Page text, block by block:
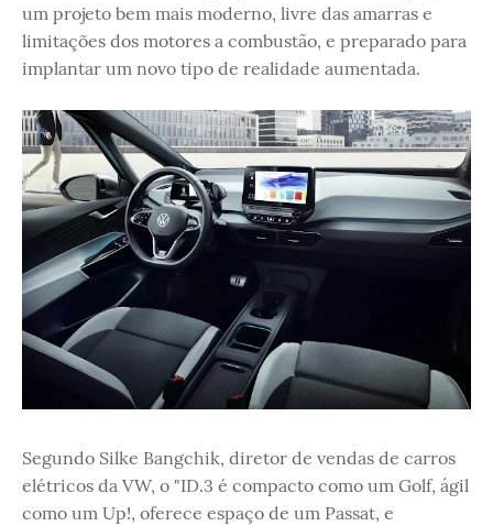
um projeto bem mais moderno, livre das amarras e
limitações dos motores a combustão, e preparado para
implantar um novo tipo de realidade aumentada.
Segundo Silke Bangchik, diretor de vendas de carros
elétricos da VW, o "ID.3 é compacto como um Golf, ágil
como um Up!, oferece espaço de um Passat, e